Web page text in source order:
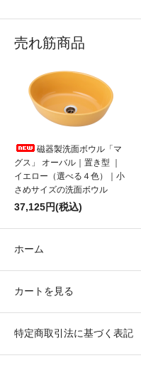
売れ筋商品
磁器製洗面ボウル「マ
グス」 オーバル｜置き型 ｜
イエロー（選べる４色）｜小
さめサイズの洗面ボウル
37,125円(税込)
ホーム
カートを見る
特定商取引法に基づく表記